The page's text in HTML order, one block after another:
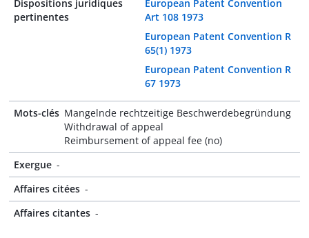
Dispositions juridiques
pertinentes
European Patent Convention
Art 108 1973
European Patent Convention R
65(1) 1973
European Patent Convention R
67 1973
Mots-clés Mangelnde rechtzeitige Beschwerdebegründung
Withdrawal of appeal
Reimbursement of appeal fee (no)
Exergue -
Affaires citées -
Affaires citantes -